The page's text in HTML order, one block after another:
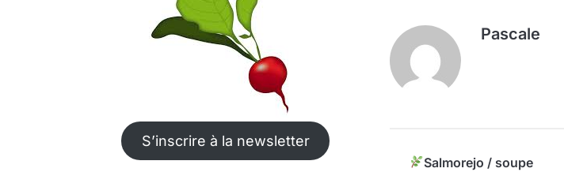
Pascale
Salmorejo / soupe
S’inscrire à la newsletter